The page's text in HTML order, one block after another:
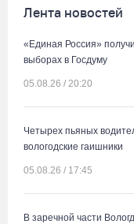
Лента новостей
«Единая Россия»
выборах в Госдуму
05.08.26 / 20:20
Четырех пьяных
вологодские гаишники
05.08.26 / 17:45
В заречной части